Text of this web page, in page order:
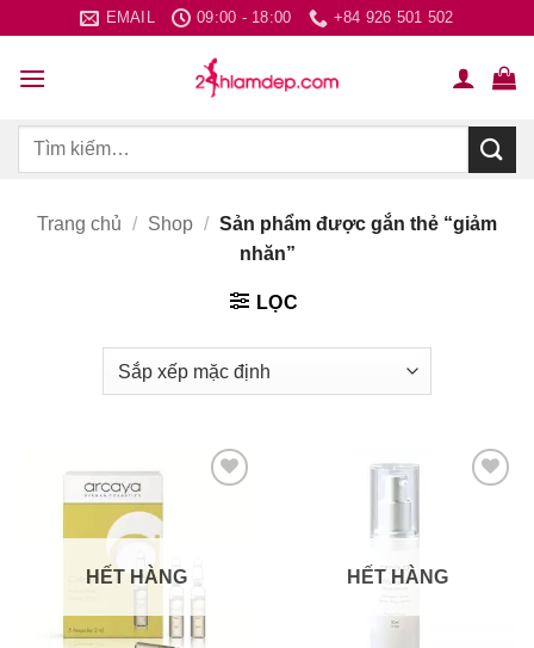
nội
EMAIL 09:00 - 18:00 +84 926 501 502
Tìm
Trang chủ / Shop / Sản phẩm được gắn thẻ “giảm
nhăn”
LỌC
HẾT HÀNG HẾT HÀNG